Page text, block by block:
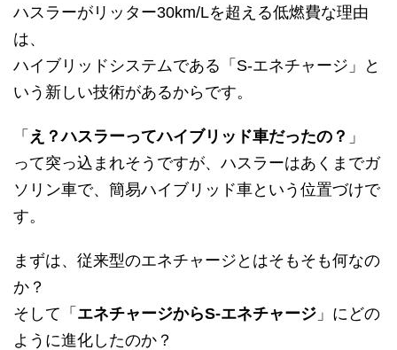
ハスラーがリッター30km/Lを超える低燃費な理由
は、
ハイブリッドシステムである「S-エネチャージ」と
いう新しい技術があるからです。
「 え？ハスラーってハイブリッド車だったの？ 」
って突っ込まれそうですが、ハスラーはあくまでガ
ソリン車で、簡易ハイブリッド車という位置づけで
す。
まずは、従来型のエネチャージとはそもそも何なの
か？
そして「 エネチャージからS-エネチャージ 」にどの
ように進化したのか？